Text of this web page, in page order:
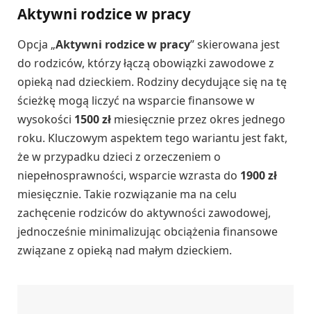
Aktywni rodzice w pracy
Opcja „Aktywni rodzice w pracy” skierowana jest
do rodziców, którzy łączą obowiązki zawodowe z
opieką nad dzieckiem. Rodziny decydujące się na tę
ścieżkę mogą liczyć na wsparcie finansowe w
wysokości 1500 zł miesięcznie przez okres jednego
roku. Kluczowym aspektem tego wariantu jest fakt,
że w przypadku dzieci z orzeczeniem o
niepełnosprawności, wsparcie wzrasta do 1900 zł
miesięcznie. Takie rozwiązanie ma na celu
zachęcenie rodziców do aktywności zawodowej,
jednocześnie minimalizując obciążenia finansowe
związane z opieką nad małym dzieckiem.